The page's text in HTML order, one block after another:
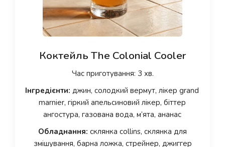
Коктейль The Colonial Cooler
Час приготування: 3 хв.
Інгредієнти: джин, солодкий вермут, лікер grand
marnier, гіркий апельсиновий лікер, біттер
ангостура, газована вода, м’ята, ананас
Обладнання: склянка collins, склянка для
змішування, барна ложка, стрейнер, джиггер